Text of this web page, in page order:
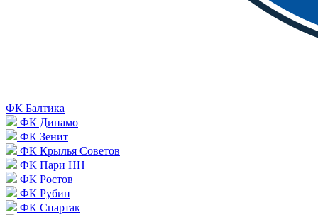
ФК Балтика
ФК Динамо
ФК Зенит
ФК Крылья Советов
ФК Пари НН
ФК Ростов
ФК Рубин
ФК Спартак